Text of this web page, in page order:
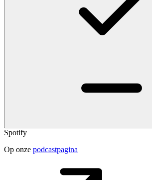
Spotify
Op onze podcastpagina